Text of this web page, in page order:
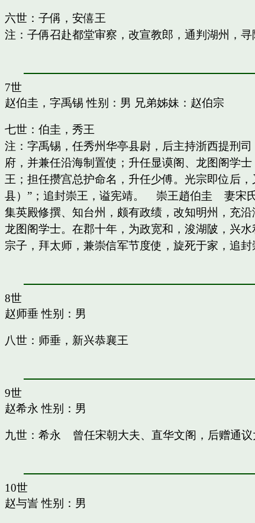
六世：子偁，安僖王
注：子侢召赴都堂审察，改宣教郎，通判湖州，
7世
赵伯圭，字禹锡 性别：男 兄弟姊妹： 赵伯宗
七世：伯圭，秀王
注：字禹锡，任秀州华亭县尉，后主持浙西提刑
府，并兼任沿海制置使；升任显谟阁、龙图阁学
王；担任攒宫总护命名，升任少傅。光宗即位后
县）”；追封崇王，谥宪靖。 崇王趙伯圭 妻宋氏
集英殿修撰、知台州，颇有政绩，改知明州，充
龙图阁学士。在郡十年，为政宽和，浚湖陂，兴
宗子，拜太师，兼崇信军节度使，旋死于家，追封
8世
赵师垂性别：男
八世：师垂，新兴恭襄王
9世
赵希永 性别：男
九世：希永 曾任宋朝大夫、直华文阁，后赠通议
10世
赵与訔性别：男